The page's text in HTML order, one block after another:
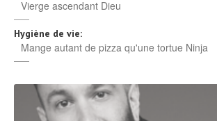
Vierge ascendant Dieu
Hygiène de vie:
Mange autant de pizza qu'une tortue Ninja